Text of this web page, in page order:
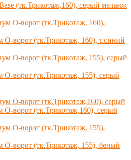
(тк.Трикотаж,160), серый меланж
ворот (тк.Трикотаж, 160), т.синий
ворот (тк.Трикотаж, 155), серый
ворот (тк.Трикотаж,160), серый
ворот (тк.Трикотаж, 155), белый